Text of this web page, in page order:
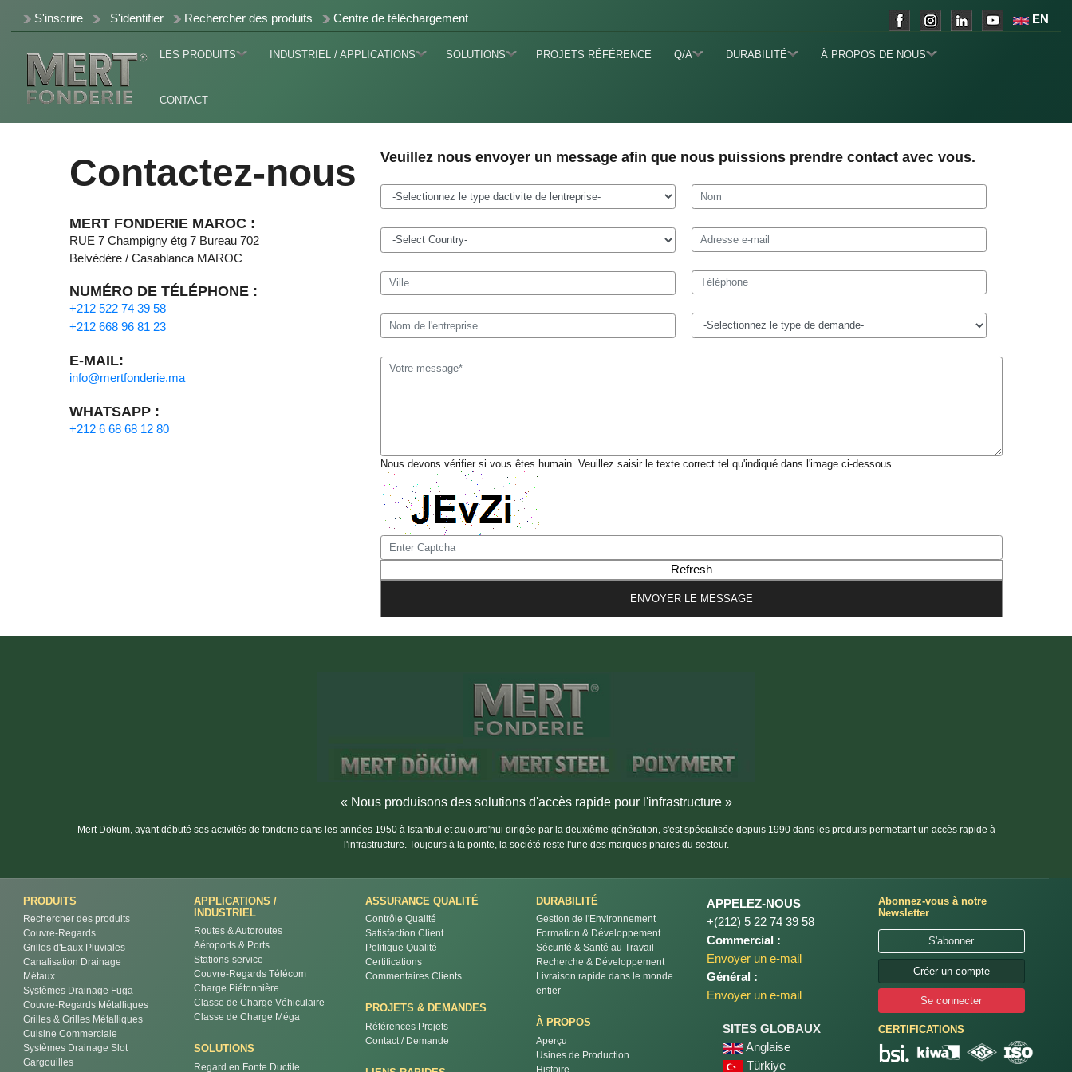
S'inscrire S'identifier Rechercher des produits Centre de téléchargement EN
LES PRODUITS INDUSTRIEL / APPLICATIONS SOLUTIONS PROJETS RÉFÉRENCE Q/A DURABILITÉ À PROPOS DE NOUS
CONTACT
Contactez-nous
MERT FONDERIE MAROC :
RUE 7 Champigny étg 7 Bureau 702
Belvédére / Casablanca MAROC
NUMÉRO DE TÉLÉPHONE :
+212 522 74 39 58
+212 668 96 81 23
E-MAIL:
info@mertfonderie.ma
WHATSAPP :
+212 6 68 68 12 80
Veuillez nous envoyer un message afin que nous puissions prendre contact avec vous.
Nous devons vérifier si vous êtes humain. Veuillez saisir le texte correct tel qu'indiqué dans l'image ci-dessous
« Nous produisons des solutions d'accès rapide pour l'infrastructure »
Mert Döküm, ayant débuté ses activités de fonderie dans les années 1950 à Istanbul et aujourd'hui dirigée par la deuxième génération, s'est spécialisée depuis 1990 dans les produits permettant un accès rapide à
l'infrastructure. Toujours à la pointe, la société reste l'une des marques phares du secteur.
PRODUITS
Rechercher des produits
Couvre-Regards
Grilles d'Eaux Pluviales
Canalisation Drainage
Métaux
Systèmes Drainage Fuga
Couvre-Regards Métalliques
Grilles & Grilles Métalliques
Cuisine Commerciale
Systèmes Drainage Slot
Gargouilles
APPLICATIONS /
INDUSTRIEL
Routes & Autoroutes
Aéroports & Ports
Stations-service
Couvre-Regards Télécom
Charge Piétonnière
Classe de Charge Véhiculaire
Classe de Charge Méga
SOLUTIONS
Regard en Fonte Ductile
ASSURANCE QUALITÉ
Contrôle Qualité
Satisfaction Client
Politique Qualité
Certifications
Commentaires Clients
PROJETS & DEMANDES
Références Projets
Contact / Demande
DURABILITÉ
Gestion de l'Environnement
Formation & Développement
Sécurité & Santé au Travail
Recherche & Développement
Livraison rapide dans le monde
entier
À PROPOS
Aperçu
Usines de Production
Histoire
APPELEZ-NOUS
+(212) 5 22 74 39 58
Commercial :
Envoyer un e-mail
Général :
Envoyer un e-mail
SITES GLOBAUX
Anglaise
Türkiye
Abonnez-vous à notre
Newsletter
S'abonner
Créer un compte
Se connecter
CERTIFICATIONS